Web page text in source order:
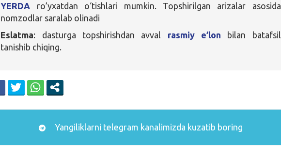
YERDA
ro’yxatdan o‘tishlari mumkin. Topshirilgan arizalar asosida
nomzodlar saralab olinadi
Eslatma: dasturga topshirishdan avval rasmiy e’lon bilan batafsil
tanishib chiqing.
Yangiliklarni telegram kanalimizda kuzatib boring